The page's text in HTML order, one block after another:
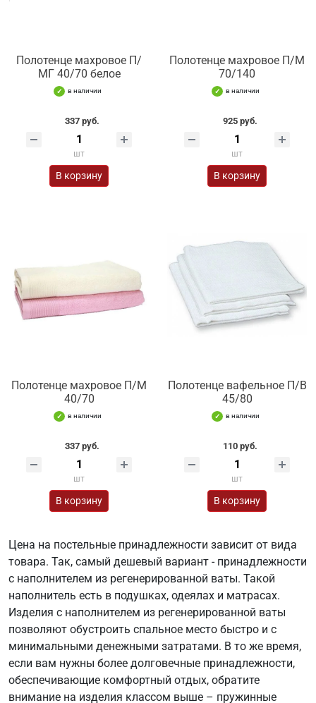
Полотенце махровое П/
МГ 40/70 белое
в наличии
337 руб.
шт
В корзину
Полотенце махровое П/М
70/140
в наличии
925 руб.
шт
В корзину
Полотенце махровое П/М
40/70
в наличии
337 руб.
шт
В корзину
Полотенце вафельное П/В
45/80
в наличии
110 руб.
шт
В корзину
Цена на постельные принадлежности зависит от вида
товара. Так, самый дешевый вариант - принадлежности
с наполнителем из регенерированной ваты. Такой
наполнитель есть в подушках, одеялах и матрасах.
Изделия с наполнителем из регенерированной ваты
позволяют обустроить спальное место быстро и с
минимальными денежными затратами. В то же время,
если вам нужны более долговечные принадлежности,
обеспечивающие комфортный отдых, обратите
внимание на изделия классом выше – пружинные